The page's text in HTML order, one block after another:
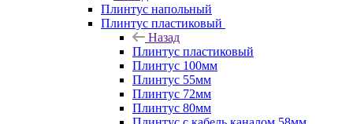
Плинтус напольный
Плинтус пластиковый
Назад
Плинтус пластиковый
Плинтус 100мм
Плинтус 55мм
Плинтус 72мм
Плинтус 80мм